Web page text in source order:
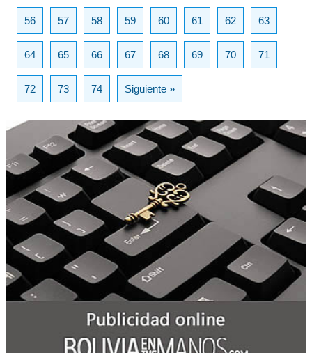
56 57 58 59 60 61 62 63
64 65 66 67 68 69 70 71
72 73 74 Siguiente»